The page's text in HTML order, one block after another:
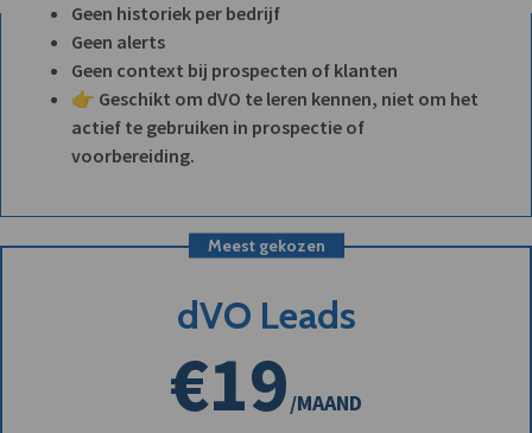
Geen historiek per bedrijf
Geen alerts
Geen context bij prospecten of klanten
👉 Geschikt om dVO te leren kennen, niet om het
actief te gebruiken in prospectie of
voorbereiding.
Meest gekozen
dVO Leads
€19/MAAND